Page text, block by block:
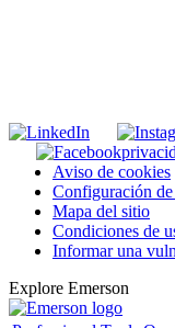
Aviso de cookies
Configuración
Mapa del sitio
Condiciones de
Informar una
Explore Emerson